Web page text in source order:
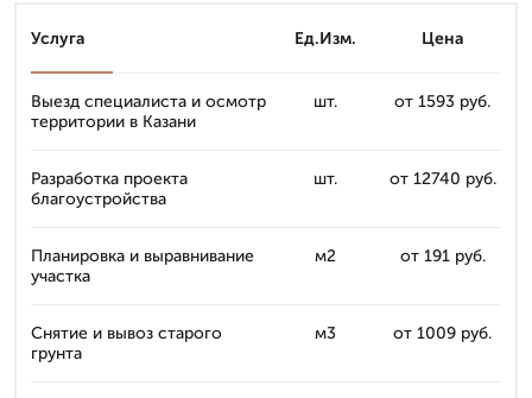
Услуга Ед.Изм. Цена
Выезд специалиста и осмотр
территории в Казани
шт. от 1593 руб.
Разработка проекта
благоустройства
шт. от 12740 руб.
Планировка и выравнивание
участка
м2 от 191 руб.
Снятие и вывоз старого
грунта
м3 от 1009 руб.